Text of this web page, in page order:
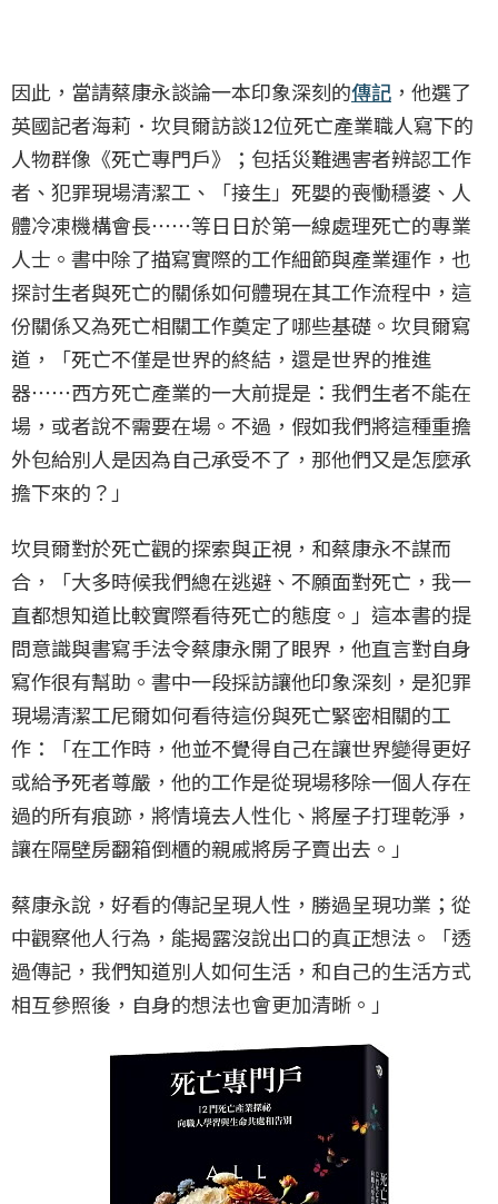
因此，當請蔡康永談論一本印象深刻的傳記 ，他選了
英國記者海莉．坎貝爾訪談12位死亡產業職人寫下的
人物群像《死亡專門戶》；包括災難遇害者辨認工作
者、犯罪現場清潔工、「接生」死嬰的喪慟穩婆、人
體冷凍機構會長⋯⋯等日日於第一線處理死亡的專業
人士。書中除了描寫實際的工作細節與產業運作，也
探討生者與死亡的關係如何體現在其工作流程中，這
份關係又為死亡相關工作奠定了哪些基礎。坎貝爾寫
道，「死亡不僅是世界的終結，還是世界的推進
器⋯⋯西方死亡產業的一大前提是：我們生者不能在
場，或者說不需要在場。不過，假如我們將這種重擔
外包給別人是因為自己承受不了，那他們又是怎麼承
擔下來的？」
坎貝爾對於死亡觀的探索與正視，和蔡康永不謀而
合，「大多時候我們總在逃避、不願面對死亡，我一
直都想知道比較實際看待死亡的態度。」這本書的提
問意識與書寫手法令蔡康永開了眼界，他直言對自身
寫作很有幫助。書中一段採訪讓他印象深刻，是犯罪
現場清潔工尼爾如何看待這份與死亡緊密相關的工
作：「在工作時，他並不覺得自己在讓世界變得更好
或給予死者尊嚴，他的工作是從現場移除一個人存在
過的所有痕跡，將情境去人性化、將屋子打理乾淨，
讓在隔壁房翻箱倒櫃的親戚將房子賣出去。」
蔡康永說，好看的傳記呈現人性，勝過呈現功業；從
中觀察他人行為，能揭露沒說出口的真正想法。「透
過傳記，我們知道別人如何生活，和自己的生活方式
相互參照後，自身的想法也會更加清晰。」